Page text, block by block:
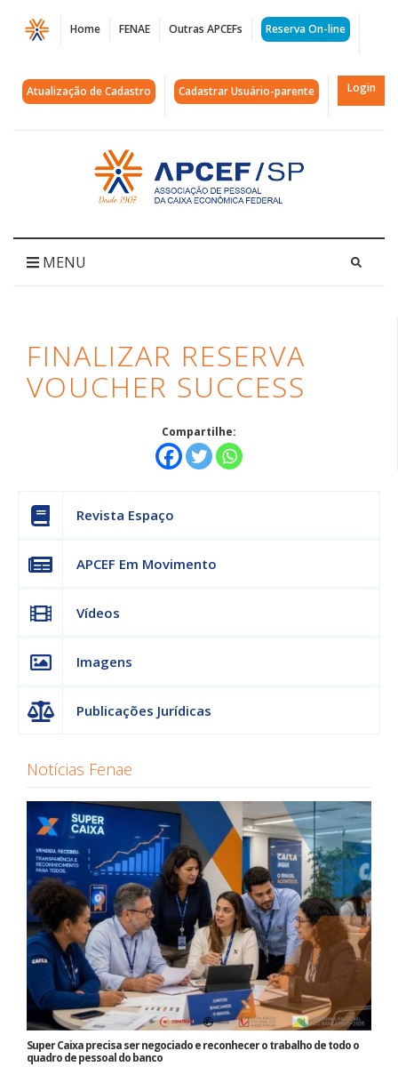
Página
Finalizar
Reserva
Success
Home FENAE Outras APCEFs Reserva On-line
Atualização de Cadastro Cadastrar Usuário-parente Login
Acessar
página
inicial
MENU
FINALIZAR RESERVA
VOUCHER SUCCESS
Compartilhe:
Revista Espaço
APCEF Em Movimento
Vídeos
Imagens
Publicações Jurídicas
Notícias Fenae
Super Caixa precisa ser negociado e reconhecer o trabalho de todo o
quadro de pessoal do banco